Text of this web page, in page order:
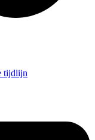
tijdlijn